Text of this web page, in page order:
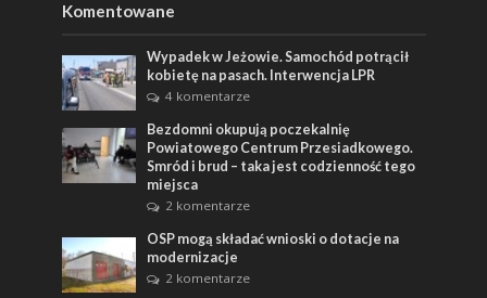
Komentowane
Wypadek w Jeżowie. Samochód potrącił
kobietę na pasach. Interwencja LPR
4 komentarze
Bezdomni okupują poczekalnię
Powiatowego Centrum Przesiadkowego.
Smród i brud – taka jest codzienność tego
miejsca
2 komentarze
OSP mogą składać wnioski o dotacje na
modernizacje
2 komentarze